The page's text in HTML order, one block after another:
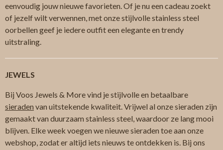
eenvoudig jouw nieuwe favorieten. Of je nu een cadeau zoekt
of jezelf wilt verwennen, met onze stijlvolle stainless steel
oorbellen geef je iedere outfit een elegante en trendy
uitstraling.
JEWELS
Bij Voos Jewels & More vind je stijlvolle en betaalbare
sieraden van uitstekende kwaliteit. Vrijwel al onze sieraden zijn
gemaakt van duurzaam stainless steel, waardoor ze lang mooi
blijven. Elke week voegen we nieuwe sieraden toe aan onze
webshop, zodat er altijd iets nieuws te ontdekken is. Bij ons